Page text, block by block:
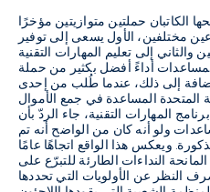
الكاتبان حملتين متوازيتين مؤخرًا
مختلفين، الأول يسعى إلى توفير
إلى تعليم المهارات التقنية
أداءً أفضل بكثير من حملة
إلى ذلك، عندما طُلب من إحدى
المتحدة المساعدة في جمع الأموال
المهارات التقنية، جاء الردّ بأن
ولو أنه كان من الواضح أنه تم
ويعكس هذا الواقع اتجاهًا عامًا
النداءات الطارئة للتبرّع على
النظر عن الأولويات التي تحددها